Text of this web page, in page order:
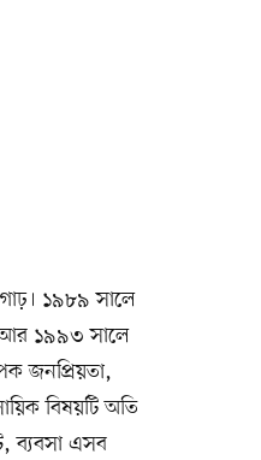
১৯৮৯ সালে
আর ১৯৯৩ সালে
জনপ্রিয়তা,
বিষয়টি অতি
ব্যবসা এসব